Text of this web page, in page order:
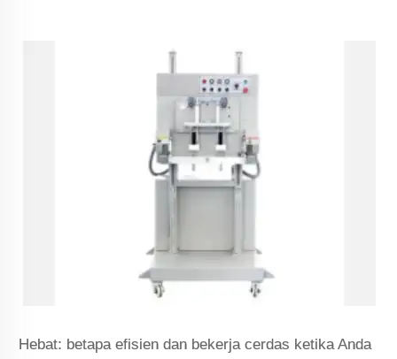
Hebat: betapa efisien dan bekerja cerdas ketika Anda